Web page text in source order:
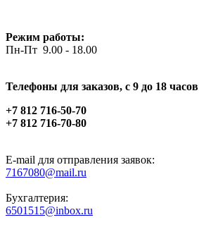
Режим работы:
Пн-Пт 9.00 - 18.00
Телефоны для заказов, c 9 до 18 часов
+7 812 716-50-70
+7 812 716-70-80
E-mail для отправления заявок:
7167080@mail.ru
Бухгалтерия:
6501515@inbox.ru